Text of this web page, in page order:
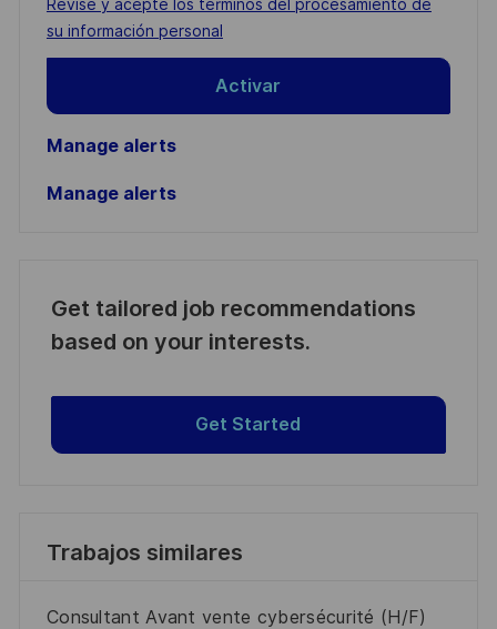
(Required)
Revise y acepte los términos del procesamiento de
su información personal
Activar
Manage alerts
Manage alerts
Get tailored job recommendations
based on your interests.
Get Started
Trabajos similares
Consultant Avant vente cybersécurité (H/F)